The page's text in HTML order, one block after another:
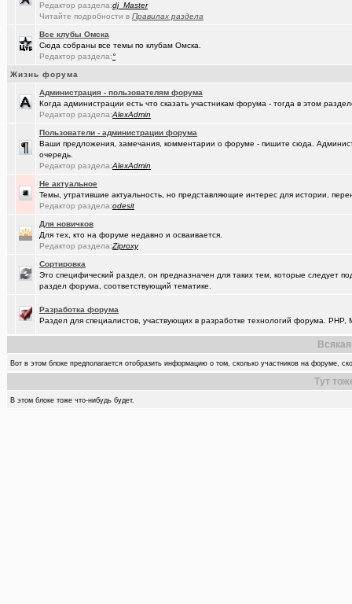
Редактор раздела:dj_Master
Читайте подробности в Правилах раздела
Все клубы Омска
Сюда собраны все темы по клубам Омска.
Редактор раздела:°
Жизнь форума
Администрация - пользователям форума
Когда администрации есть что сказать участникам форума - тогда в этом
Редактор раздела:AlexAdmin
Пользователи - администрации форума
Ваши предложения, замечания, комментарии о форуме - пишите сюда.
очередь.
Редактор раздела:AlexAdmin
Не актуальное
Темы, утратившие актуальность, но представляющие интерес для истории,
Редактор раздела:odesit
Для новичков
Для тех, кто на форуме недавно и осваивается.
Редактор раздела:Ziproxy
Сортировка
Это специфический раздел, он предназначен для таких тем, которые следует
раздел форума, соответствующий тематике.
Разработка форума
Раздел для специалистов, участвующих в разработке технологий форума. PHP,
Вот в этом блоке предполагается отобразить информацию о том, сколько участников на форуме,
Тут
В этом блоке тоже что-нибудь будет.